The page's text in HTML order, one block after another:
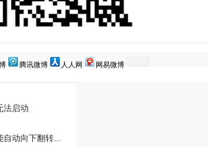
腾讯微博 人人网 网易微博
法启动
动向下翻转...